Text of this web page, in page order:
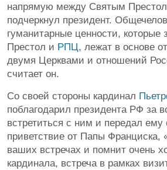
напрямую между Святым
подчеркнул президент.
гуманитарные ценности,
Престол и РПЦ, лежат в основе
двумя Церквами и отношений
считает он.
Со своей стороны кардинал
поблагодарил президента РФ за
встретиться с ним и передал ему
приветствие от Папы Франциска,
ваших встречах и помнит очень
кардинала, встреча в рамках